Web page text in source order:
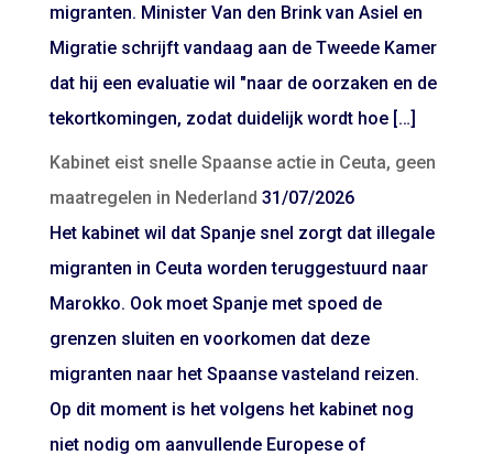
migranten. Minister Van den Brink van Asiel en
Migratie schrijft vandaag aan de Tweede Kamer
dat hij een evaluatie wil "naar de oorzaken en de
tekortkomingen, zodat duidelijk wordt hoe […]
Kabinet eist snelle Spaanse actie in Ceuta, geen
maatregelen in Nederland 31/07/2026
Het kabinet wil dat Spanje snel zorgt dat illegale
migranten in Ceuta worden teruggestuurd naar
Marokko. Ook moet Spanje met spoed de
grenzen sluiten en voorkomen dat deze
migranten naar het Spaanse vasteland reizen.
Op dit moment is het volgens het kabinet nog
niet nodig om aanvullende Europese of